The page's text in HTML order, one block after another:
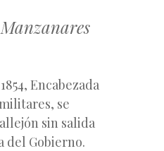
Encabezada
se
sin salida
del Gobierno.